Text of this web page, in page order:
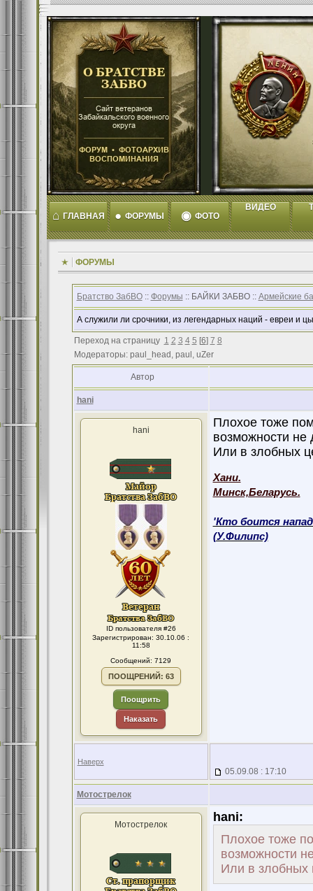
⌂ ГЛАВНАЯ ● ФОРУМЫ ◉ ФОТО
ВИДЕО
ФОРУМЫ
Братство ЗабВО:: Форумы :: БАЙКИ ЗАБВО :: Армейские
А служили ли срочники, из легендарных наций - евреи и
Переход на страницу 1 2 3 4 5 [6] 7 8
Модераторы: paul_head, paul, uZer
Автор
hani
hani
ID пользователя #26
Зарегистрирован: 30.10.06 :
11:58
Сообщений: 7129
ПООЩРЕНИЙ: 63
Поощрить
Наказать
Плохое тоже
возможности не
Или в злобных
Хани.
Минск,Беларусь.
'Кто боится
(У.Филипс)
Наверх
05.09.08 : 17:10
Мотострелок
Мотострелок
hani:
Плохое тоже
возможности
Или в злобных